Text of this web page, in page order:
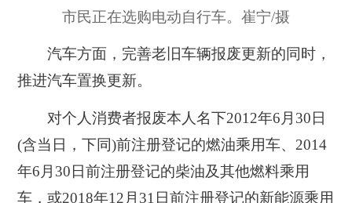
市民正在选购电动自行车。崔宁/摄
汽车方面，完善老旧车辆报废更新的同时，
推进汽车置换更新。
对个人消费者报废本人名下2012年6月30日
(含当日，下同)前注册登记的燃油乘用车、2014
年6月30日前注册登记的柴油及其他燃料乘用
车，或2018年12月31日前注册登记的新能源乘用